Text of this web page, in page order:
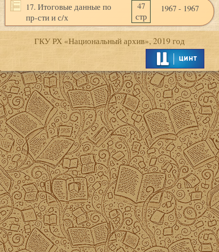
17. Итоговые данные по
пр-сти и с/х
47
стр
1967 - 1967
ГКУ РХ «Национальный архив», 2019 год